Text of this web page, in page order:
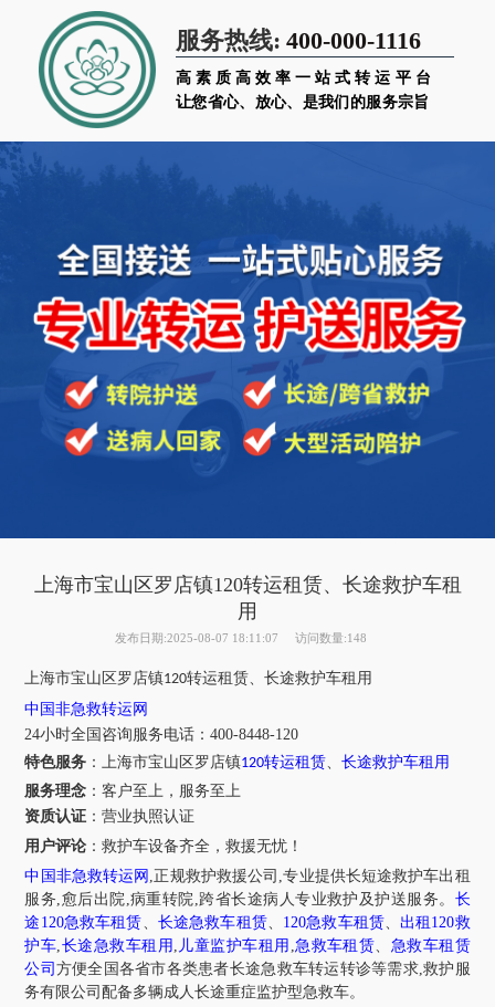
服务热线: 400-000-1116
高素质高效率一站式转运平台
让您省心、放心、是我们的服务宗旨
上海市宝山区罗店镇120转运租赁、长途救护车租
用
发布日期:2025-08-07 18:11:07 访问数量:148
上海市宝山区罗店镇120转运租赁、长途救护车租用
中国非急救转运网
24小时全国咨询服务电话：400-8448-120
特色服务 ：上海市宝山区 罗店镇120转运租赁、长途救护车租用
服务理念 ：客户至上，服务至上
资质认证 ：营业执照认证
用户评论 ：救护车设备齐全，救援无忧！
中国非急救转运网 ,正规救护救援公司,专业提供长短途救护车出租
服务,愈后出院,病重转院,跨省长途病人专业救护及护送服务。 长
途120急救车租赁、 长途急救车租赁、 120急救车租赁、出租120救
护车,长途急救车租用 , 儿童监护车租用 ,急救车租赁、 急救车租赁
公司 方便全国各省市各类患者长途急救车转运转诊等需求,救护服
务有限公司配备多辆成人长途重症监护型急救车。